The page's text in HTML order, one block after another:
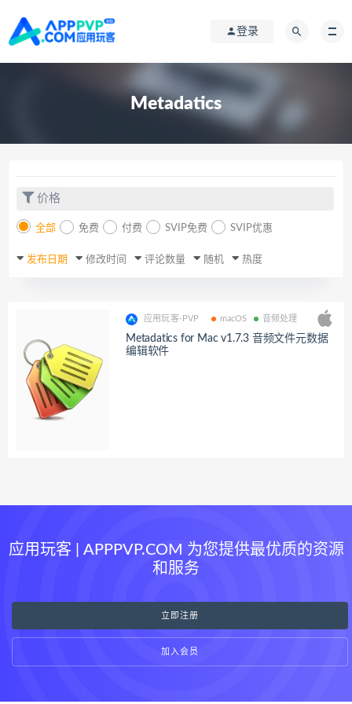
登录
Metadatics
价格
全部 免费 付费 SVIP免费 SVIP优惠
发布日期 修改时间 评论数量 随机 热度
应用玩客-PVP macOS 音频处理
Metadatics for Mac v1.7.3 音频文件元数据
编辑软件
应用玩客 | APPPVP.COM 为您提供最优质的资源
和服务
立即注册
加入会员